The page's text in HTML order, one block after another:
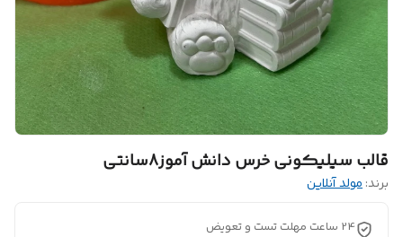
قالب سیلیکونی خرس دانش آموز8سانتی
برند:مولد آنلاین
24 ساعت مهلت تست و تعویض